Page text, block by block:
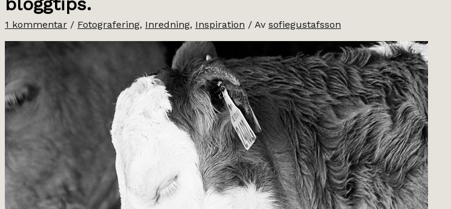
1 kommentar / Fotografering, Inredning, Inspiration / Av sofiegustafsson